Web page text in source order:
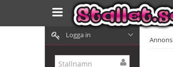
Logga in
Annons